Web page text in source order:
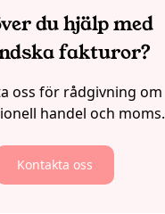
du hjälp med
fakturor?
oss för rådgivning om
handel och moms.
Kontakta oss